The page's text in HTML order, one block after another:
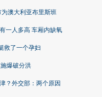
澳大利亚布里斯班
一人多高 车厢内缺氧
救了一个孕妇
爆破分洪
？外交部：两个原因